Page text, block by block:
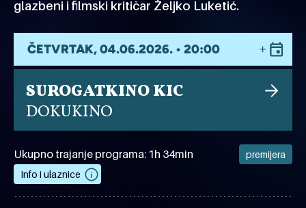
glazbeni i filmski kritičar Željko Luketić.
ČETVRTAK, 04.06.2026. • 20:00
SUROGATKINO KIC
DOKUKINO
Ukupno trajanje programa: 1h 34min
premijera
Info i ulaznice